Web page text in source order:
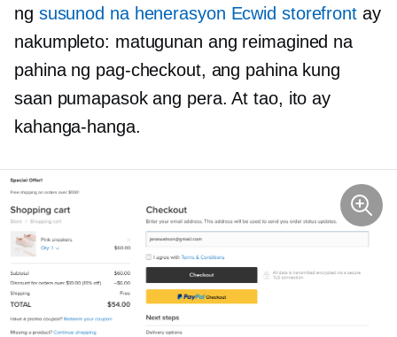
ng susunod na henerasyon Ecwid storefrontay
nakumpleto: matugunan ang reimagined na
pahina ng pag-checkout, ang pahina kung
saan pumapasok ang pera. At tao, ito ay
kahanga-hanga.